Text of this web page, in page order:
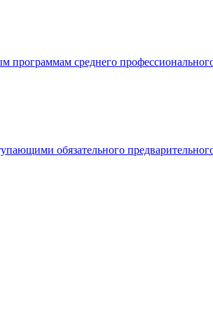
программам среднего
обязательного